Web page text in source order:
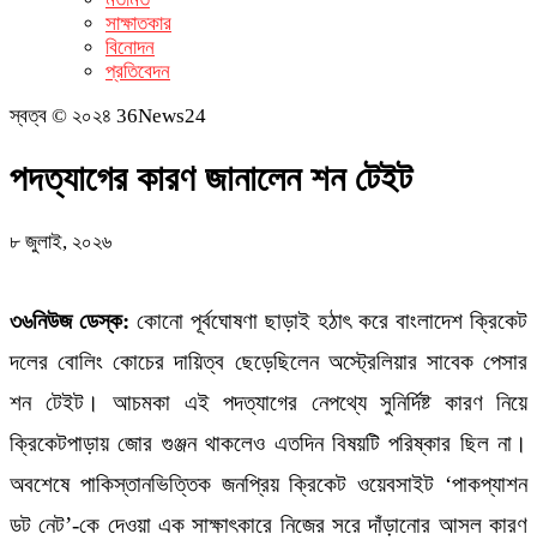
সাক্ষাতকার
বিনোদন
প্রতিবেদন
স্বত্ব © ২০২৪ 36News24
পদত্যাগের কারণ জানালেন শন টেইট
৮ জুলাই, ২০২৬
৩৬নিউজ ডেস্ক: কোনো পূর্বঘোষণা ছাড়াই হঠাৎ করে বাংলাদেশ ক্রিকেট
দলের বোলিং কোচের দায়িত্ব ছেড়েছিলেন অস্ট্রেলিয়ার সাবেক পেসার
শন টেইট। আচমকা এই পদত্যাগের নেপথ্যে সুনির্দিষ্ট কারণ নিয়ে
ক্রিকেটপাড়ায় জোর গুঞ্জন থাকলেও এতদিন বিষয়টি পরিষ্কার ছিল না।
অবশেষে পাকিস্তানভিত্তিক জনপ্রিয় ক্রিকেট ওয়েবসাইট ‘পাকপ্যাশন
ডট নেট’-কে দেওয়া এক সাক্ষাৎকারে নিজের সরে দাঁড়ানোর আসল কারণ